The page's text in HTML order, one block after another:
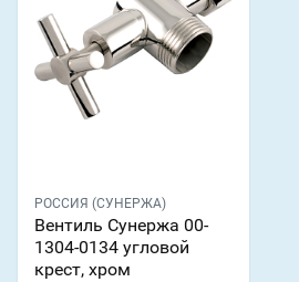
РОССИЯ (СУНЕРЖА)
Вентиль Сунержа 00-
1304-0134 угловой
крест, хром